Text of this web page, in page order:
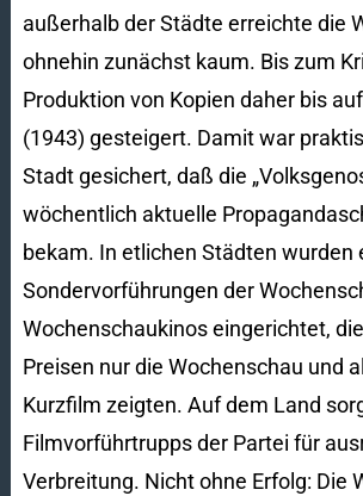
außerhalb der Städte erreichte die
ohnehin zunächst kaum. Bis zum
Produktion von Kopien daher bis
(1943) gesteigert. Damit war
Stadt gesichert, daß die
wöchentlich aktuelle
bekam. In etlichen Städten wurden
Sondervorführungen der
Wochenschaukinos eingerichtet,
Preisen nur die Wochenschau und
Kurzfilm zeigten. Auf dem Land
Filmvorführtrupps der Partei für
Verbreitung. Nicht ohne Erfolg: Die